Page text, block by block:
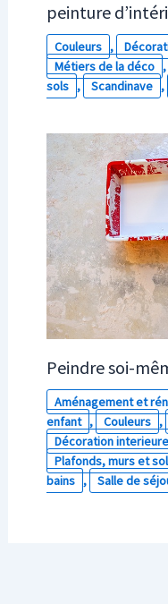
peinture
Couleurs ,
Métiers de la déco ,
sols , Scandinave ,
Peindre soi-
Aménagement et
enfant , Couleurs ,
Décoration interieure
Plafonds, murs et
bains , Salle de